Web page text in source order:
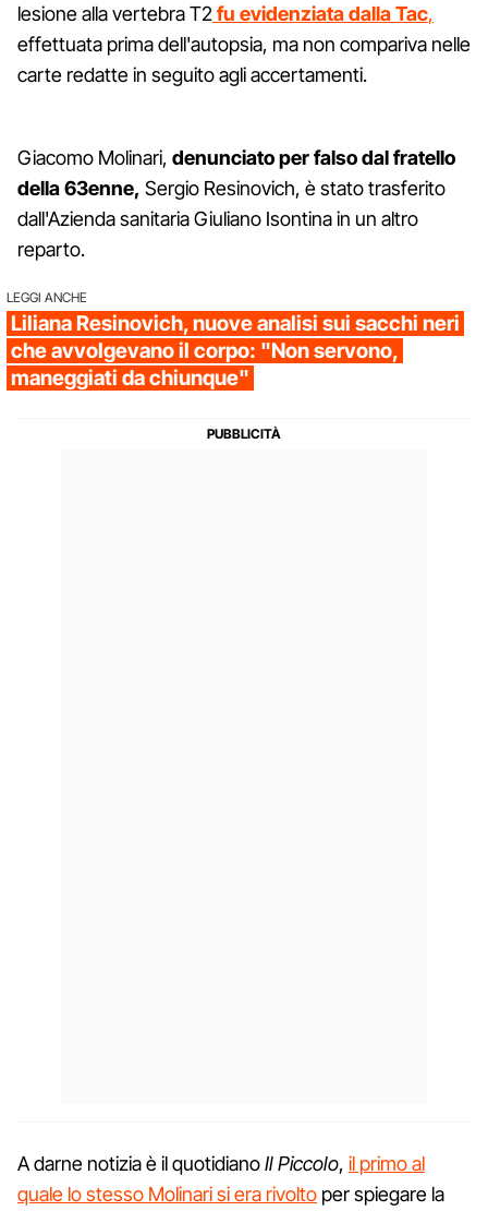
lesione alla vertebra T2 fu evidenziata dalla Tac,
effettuata prima dell'autopsia, ma non compariva nelle
carte redatte in seguito agli accertamenti.
Giacomo Molinari, denunciato per falso dal fratello
della 63enne, Sergio Resinovich, è stato trasferito
dall'Azienda sanitaria Giuliano Isontina in un altro
reparto.
LEGGI ANCHE
Liliana Resinovich, nuove analisi sui sacchi neri
che avvolgevano il corpo: "Non servono,
maneggiati da chiunque"
A darne notizia è il quotidianoIl Piccolo, il primo al
quale lo stesso Molinari si era rivolto per spiegare la